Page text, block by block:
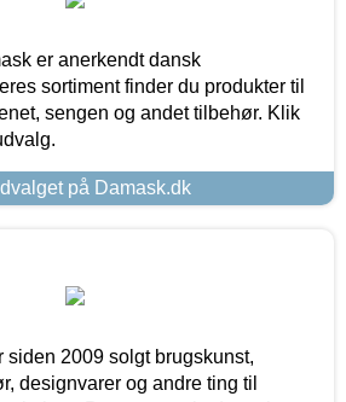
er anerkendt dansk
sortiment finder du produkter til
sengen og andet tilbehør. Klik
på Damask.dk
siden 2009 solgt brugskunst,
designvarer og andre ting til